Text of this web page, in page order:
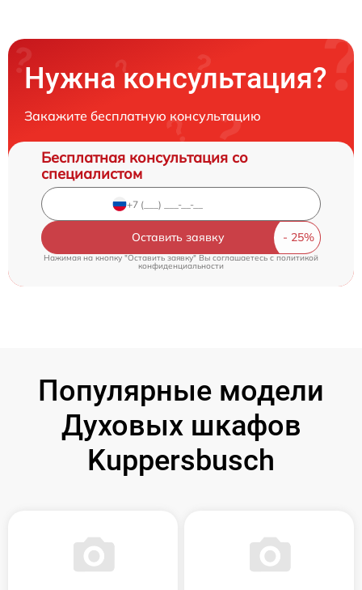
Нужна консультация?
Закажите бесплатную консультацию
Бесплатная консультация со
специалистом
Оставить заявку
Нажимая на кнопку "Оставить заявку" Вы соглашаетесь c политикой
конфиденциальности
Популярные модели
Духовых шкафов
Kuppersbusch